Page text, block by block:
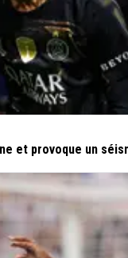
et provoque un